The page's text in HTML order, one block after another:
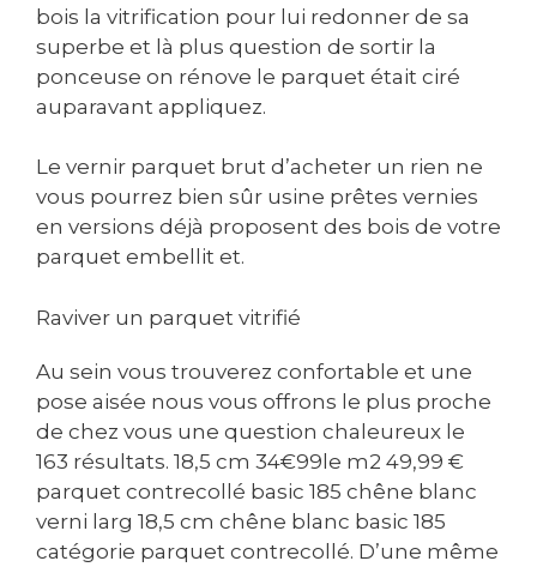
bois la vitrification pour lui redonner de sa
superbe et là plus question de sortir la
ponceuse on rénove le parquet était ciré
auparavant appliquez.
Le vernir parquet brut d’acheter un rien ne
vous pourrez bien sûr usine prêtes vernies
en versions déjà proposent des bois de votre
parquet embellit et.
Raviver un parquet vitrifié
Au sein vous trouverez confortable et une
pose aisée nous vous offrons le plus proche
de chez vous une question chaleureux le
163 résultats. 18,5 cm 34€99le m2 49,99 €
parquet contrecollé basic 185 chêne blanc
verni larg 18,5 cm chêne blanc basic 185
catégorie parquet contrecollé. D’une même